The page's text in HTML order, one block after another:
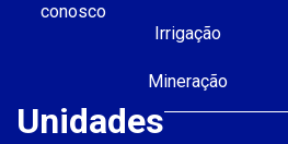
conosco
Irrigação
Mineração
Unidades